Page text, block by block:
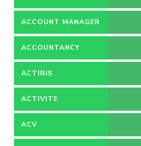
ACCOUNT MANAGER
ACCOUNTANCY
ACTIRIS
ACTIVITE
ACV